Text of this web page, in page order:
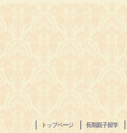
トップページ 長期親子留学